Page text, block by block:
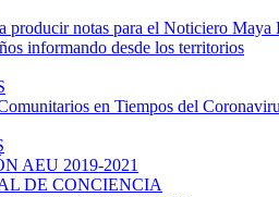
producir notas para el Noticiero Maya
informando desde los territorios
en Tiempos del
AEU 2019-2021
DE CONCIENCIA